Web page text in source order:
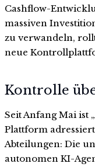
Cashflow-
massiven
zu verwandeln,
neue
Kontrolle
Seit Anfang Mai ist
Plattform
Abteilungen: Die
autonomen KI-